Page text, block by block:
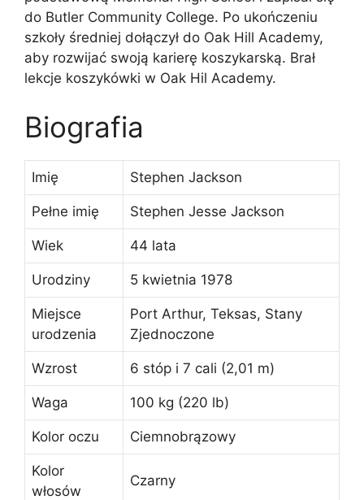
do Butler Community College. Po ukończeniu
szkoły średniej dołączył do Oak Hill Academy,
aby rozwijać swoją karierę koszykarską. Brał
lekcje koszykówki w Oak Hil Academy.
Biografia
Imię Stephen Jackson
Pełne imię Stephen Jesse Jackson
Wiek 44 lata
Urodziny 5 kwietnia 1978
Miejsce
urodzenia
Port Arthur, Teksas, Stany
Zjednoczone
Wzrost 6 stóp i 7 cali (2,01 m)
Waga 100 kg (220 lb)
Kolor oczu Ciemnobrązowy
Kolor
włosów
Czarny